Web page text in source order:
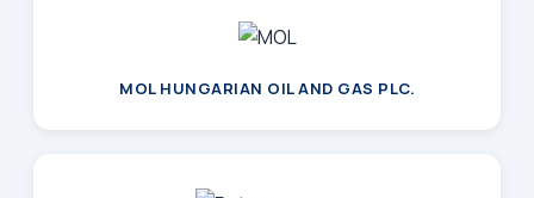
MOL HUNGARIAN OIL AND GAS PLC.